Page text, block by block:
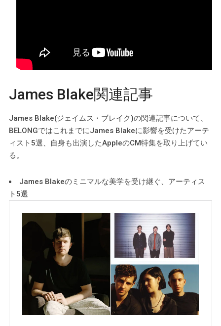
James Blake関連記事
James Blake(ジェイムス・ブレイク)の関連記事について、
BELONGではこれまでにJames Blakeに影響を受けたアーテ
ィスト5選、自身も出演したAppleのCM特集を取り上げてい
る。
James Blakeのミニマルな美学を受け継ぐ、アーティス
ト5選